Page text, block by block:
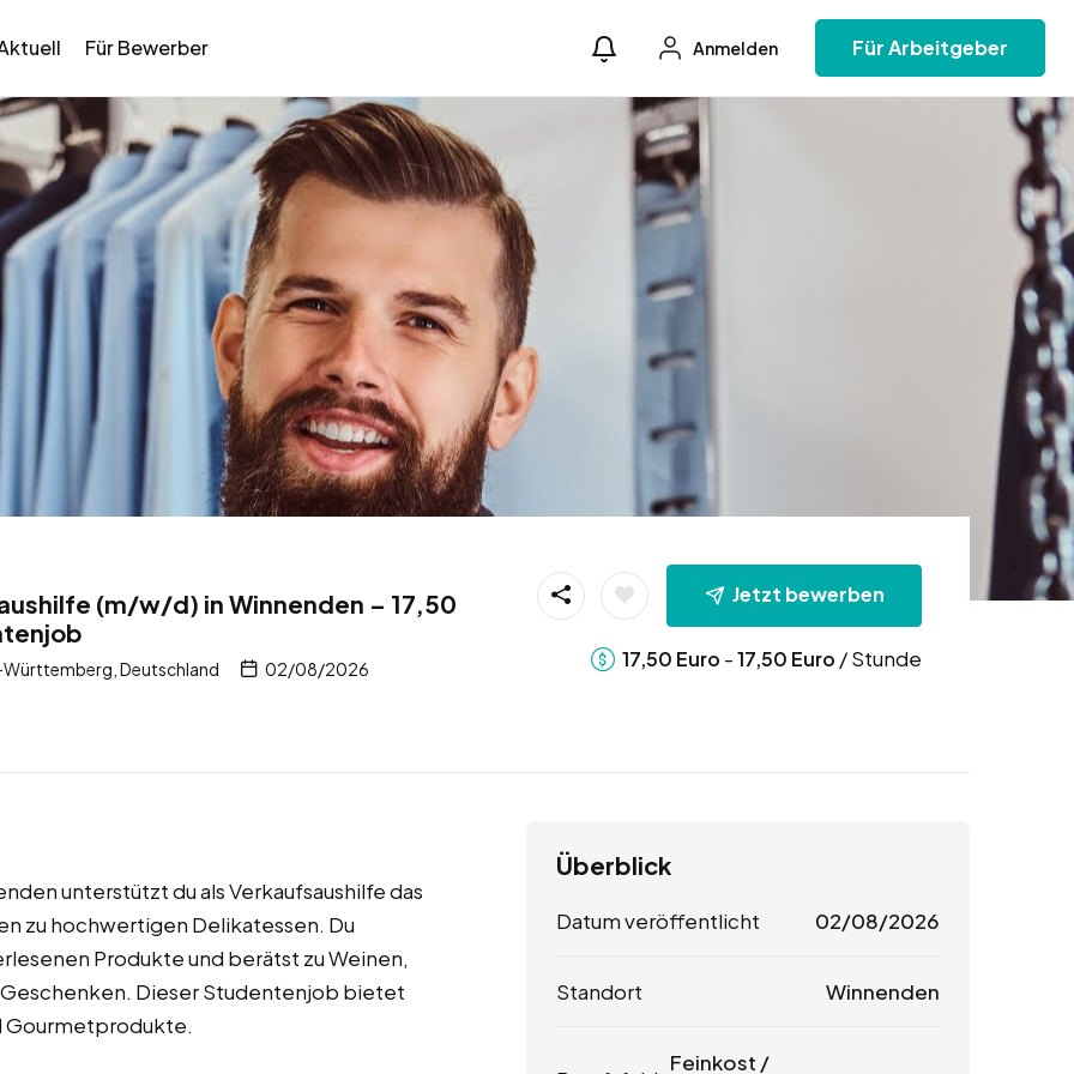
Für Bewerber Anmelden Für Arbeitgeber
(m/w/d) in Winnenden – 17,50
Deutschland 02/08/2026
Jetzt bewerben
17,50 Euro -17,50 Euro / Stunde
unterstützt du als Verkaufsaushilfe das
zu hochwertigen Delikatessen. Du
Produkte und berätst zu Weinen,
Dieser Studentenjob bietet
Gourmetprodukte.
Überblick
Datum veröffentlicht 02/08/2026
Standort Winnenden
Feinkost /